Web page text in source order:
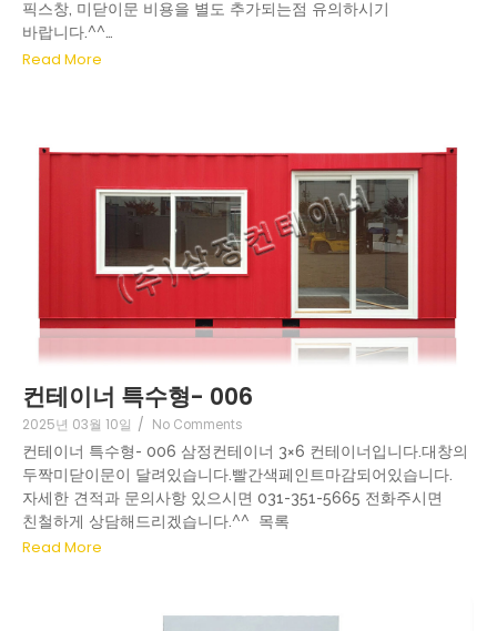
픽스창, 미닫이문 비용을 별도 추가되는점 유의하시기
바랍니다.^^…
Read More
컨테이너 특수형- 006
2025년 03월 10일 / No Comments
컨테이너 특수형- 006 삼정컨테이너 3×6 컨테이너입니다.대창의
두짝미닫이문이 달려있습니다.빨간색페인트마감되어있습니다.
자세한 견적과 문의사항 있으시면 031-351-5665 전화주시면
친철하게 상담해드리겠습니다.^^ 목록
Read More